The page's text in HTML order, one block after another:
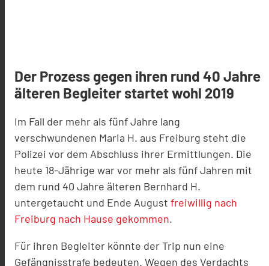
Der Prozess gegen ihren rund 40 Jahre
älteren Begleiter startet wohl 2019
Im Fall der mehr als fünf Jahre lang
verschwundenen Maria H. aus Freiburg steht die
Polizei vor dem Abschluss ihrer Ermittlungen. Die
heute 18-Jährige war vor mehr als fünf Jahren mit
dem rund 40 Jahre älteren Bernhard H.
untergetaucht und Ende August freiwillig nach
Freiburg nach Hause gekommen.
Für ihren Begleiter könnte der Trip nun eine
Gefängnisstrafe bedeuten. Wegen des Verdachts